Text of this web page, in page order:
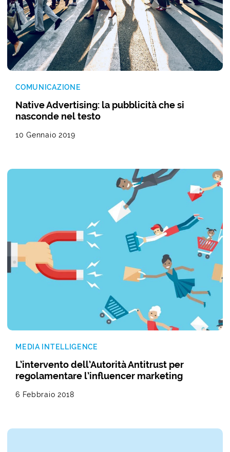
COMUNICAZIONE
Native Advertising: la pubblicità che si
nasconde nel testo
10 Gennaio 2019
MEDIA INTELLIGENCE
L’intervento dell’Autorità Antitrust per
regolamentare l’influencer marketing
6 Febbraio 2018